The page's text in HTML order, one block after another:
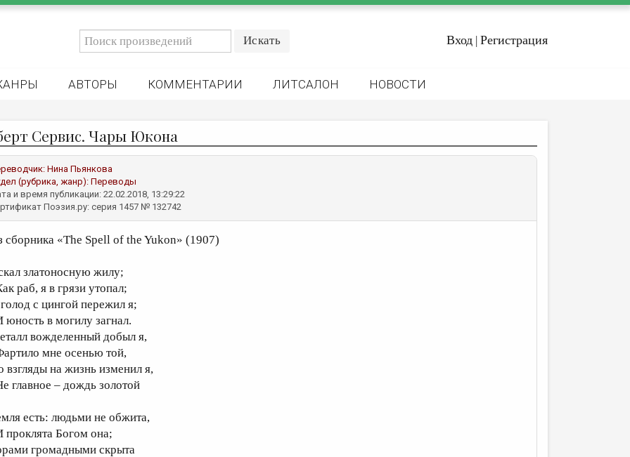
Вход | Регистрация
АВТОРЫ КОММЕНТАРИИ ЛИТСАЛОН НОВОСТИ
Сервис. Чары Юкона
Нина Пьянкова
(рубрика, жанр):Переводы
и время публикации: 22.02.2018, 13:29:22
Поэзия.ру: серия 1457 № 132742
сборника «The Spell of the Yukon» (1907)
златоносную жилу;
раб, я в грязи утопал;
с цингой пережил я;
юность в могилу загнал.
вожделенный добыл я,
мне осенью той,
взгляды на жизнь изменил я,
главное – дождь золотой
есть: людьми не обжита,
проклята Богом она;
громадными скрыта